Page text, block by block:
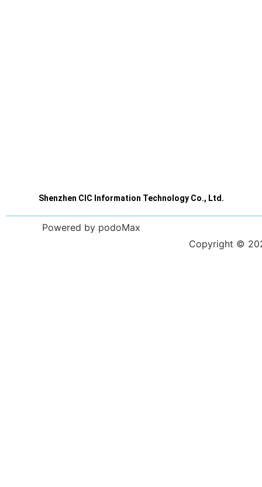
Shenzhen CIC Information Technology Co., Ltd.
Powered by podoMax
Copyright ©